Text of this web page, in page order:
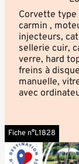
Corvette
carmin ,
injecteurs,
sellerie cuir,
verre, hard
freins à
manuelle,
avec
Fiche n°L1828